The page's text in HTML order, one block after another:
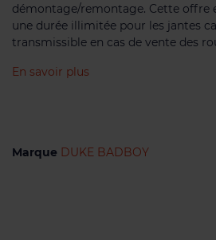
démontage/remontage. Cette offre
une durée illimitée pour les jantes
transmissible en cas de vente des
En savoir plus
Marque DUKE BADBOY